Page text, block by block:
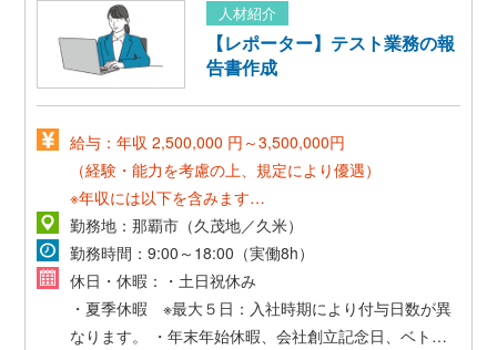
【その他手当】
・割増賃金別途支給
・通勤手当（上限3万円／月）
・別途営業交通費支給
・昇進／昇給制度（年1回）
・役職手当
・家族手当
人材紹介
【レポーター】テスト業務の報
告書作成
給与：年収 2,500,000 円～3,500,000円
（経験・能力を考慮の上、規定により優遇）
※年収には以下を含みます
・家族手当：18歳未満の子ども1人当たり1万円／月
・配偶者（扶養義務有り）1万円／月
・住居手当：1万円／月
・残業代（発生した残業に応じて支給）
勤務地：那覇市（久茂地／久米）
勤務時間：9:00～18:00（実働8h）
休日・休暇：・土日祝休み
・夏季休暇 ※最大５日：入社時期により付与日数が異
なります。
・年末年始休暇、会社創立記念日、ベトナ